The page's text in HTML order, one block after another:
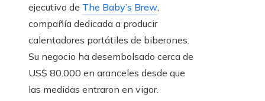
ejecutivo de The Baby’s Brew
compañía dedicada a producir
calentadores portátiles de biberones.
Su negocio ha desembolsado cerca de
US$ 80.000 en aranceles desde que
las medidas entraron en vigor.